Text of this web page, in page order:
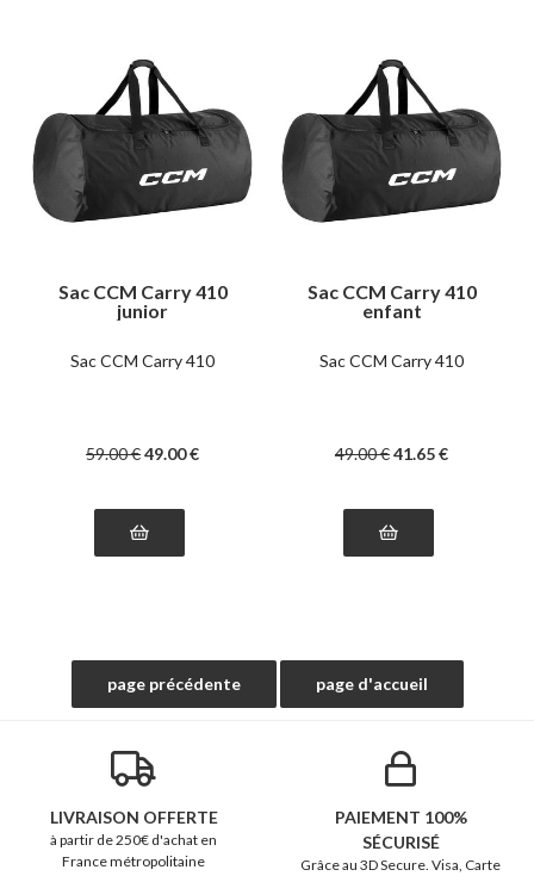
Sac CCM Carry 410
junior
Sac CCM Carry 410
59.00€49.00€
Sac CCM Carry 410
enfant
Sac CCM Carry 410
49.00€41.65€
LIVRAISON OFFERTE
à partir de 250€ d'achat en
France métropolitaine
PAIEMENT 100%
SÉCURISÉ
Grâce au 3D Secure. Visa, Carte